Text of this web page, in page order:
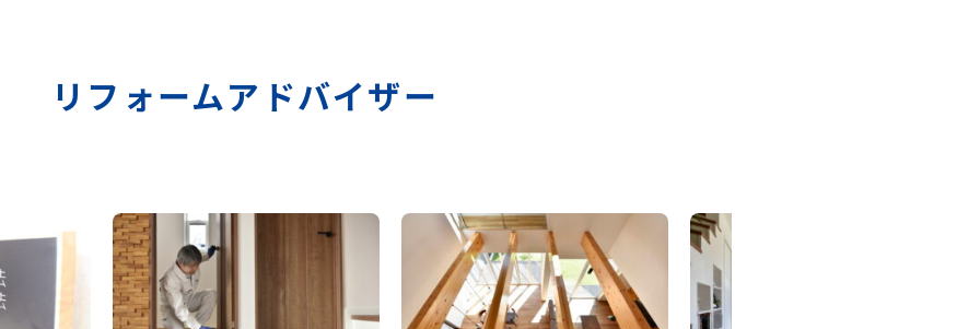
リフォームアドバイザー